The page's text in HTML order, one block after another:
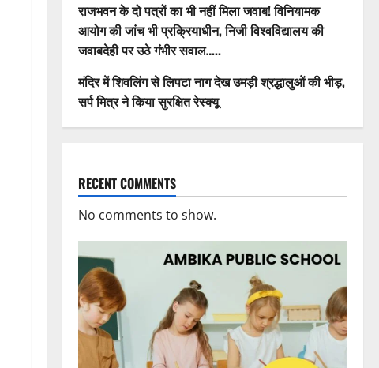
राजभवन के दो पत्रों का भी नहीं मिला जवाब! विनियामक
आयोग की जांच भी प्रक्रियाधीन, निजी विश्वविद्यालय की
जवाबदेही पर उठे गंभीर सवाल…..
मंदिर में शिवलिंग से लिपटा नाग देख उमड़ी श्रद्धालुओं की भीड़,
सर्प मित्र ने किया सुरक्षित रेस्क्यू
RECENT COMMENTS
No comments to show.